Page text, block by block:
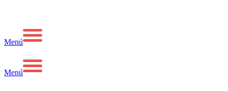
Menú
Menú